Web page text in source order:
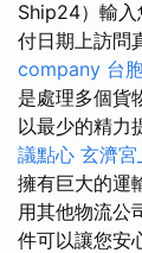
Ship24）輸入
付日期上訪問
company 台
是處理多個貨
以最少的精力
議點心 玄濟宮
擁有巨大的運
用其他物流公
件可以讓您安